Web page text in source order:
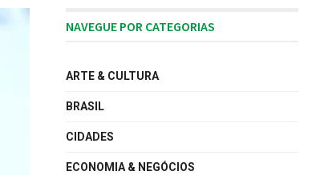
NAVEGUE POR CATEGORIAS
ARTE & CULTURA
BRASIL
CIDADES
ECONOMIA & NEGÓCIOS